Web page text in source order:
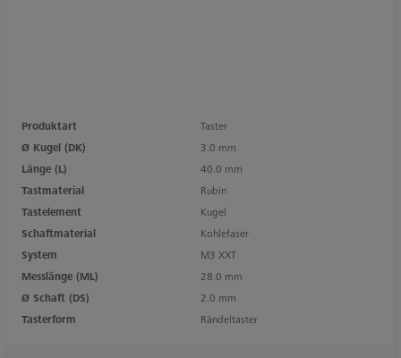
Produktart
Taster
Ø Kugel (DK)
3.0 mm
Länge (L)
40.0 mm
Tastmaterial
Rubin
Tastelement
Kugel
Schaftmaterial
Kohlefaser
System
M3 XXT
Messlänge (ML)
28.0 mm
Ø Schaft (DS)
2.0 mm
Tasterform
Rändeltaster